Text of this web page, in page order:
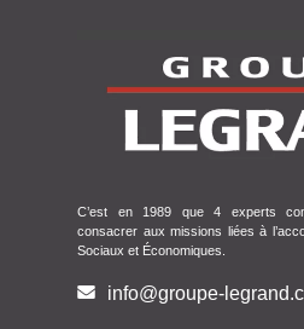
C’est en 1989 que 4 experts
consacrer aux missions liées à
Sociaux et Économiques.
info@groupe-